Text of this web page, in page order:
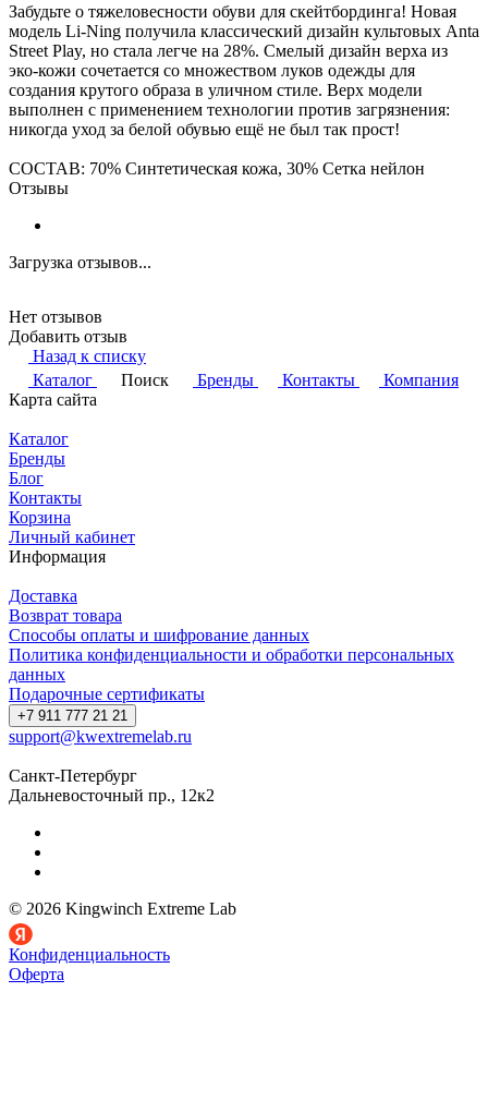
Забудьте о тяжеловесности обуви для скейтбординга! Новая
модель Li-Ning получила классический дизайн культовых Anta
Street Play, но стала легче на 28%. Смелый дизайн верха из
эко-кожи сочетается со множеством луков одежды для
создания крутого образа в уличном стиле. Верх модели
выполнен с применением технологии против загрязнения:
никогда уход за белой обувью ещё не был так прост!
СОСТАВ: 70% Синтетическая кожа, 30% Сетка нейлон
Отзывы
Загрузка отзывов...
Нет отзывов
Добавить отзыв
Назад к списку
Каталог
Поиск Бренды Контакты
Компания
Карта сайта
Каталог
Бренды
Блог
Контакты
Корзина
Личный кабинет
Информация
Доставка
Возврат товара
Способы оплаты и шифрование данных
Политика конфиденциальности и обработки персональных
данных
Подарочные сертификаты
+7 911 777 21 21
support@kwextremelab.ru
Санкт-Петербург
Дальневосточный пр., 12к2
© 2026 Kingwinch Extreme Lab
Конфиденциальность
Оферта